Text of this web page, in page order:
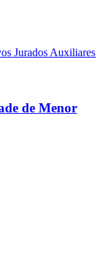
Jurados Auxiliares
de Menor